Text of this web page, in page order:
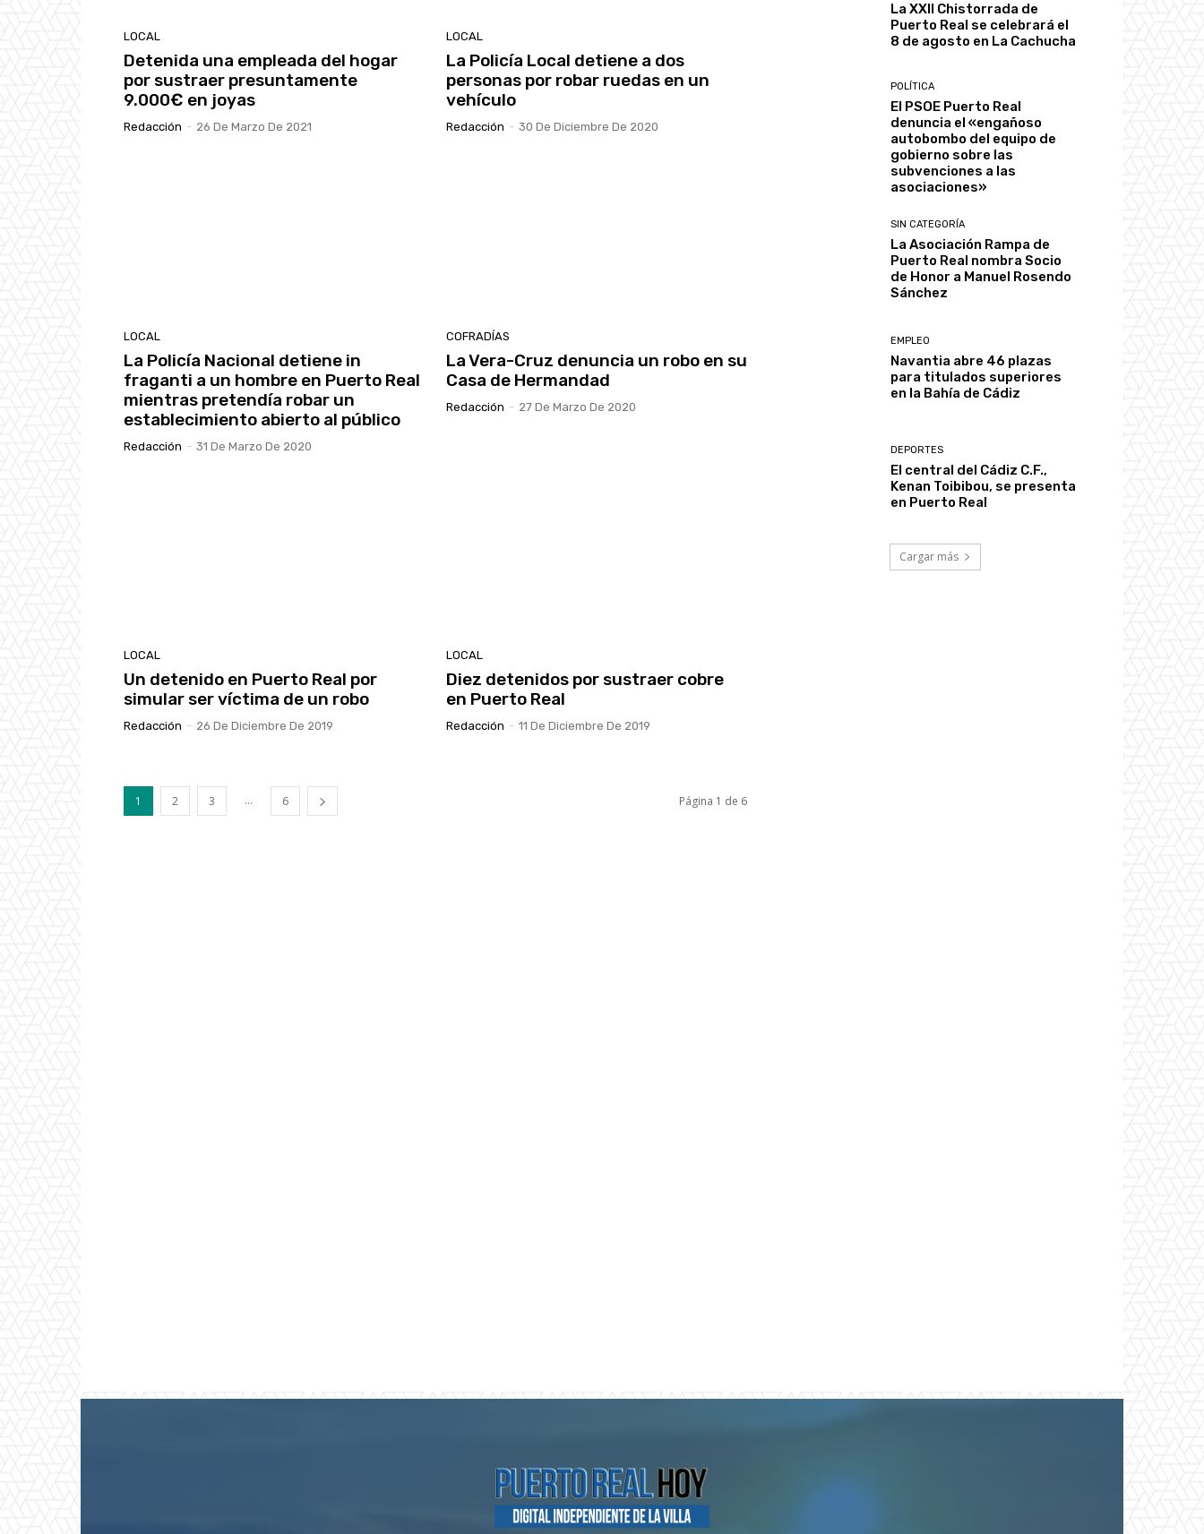
LOCAL
Detenida una empleada del hogar
por sustraer presuntamente
9.000€ en joyas
Redacción - 26 De Marzo De 2021
LOCAL
La Policía Local detiene a dos
personas por robar ruedas en un
vehículo
Redacción - 30 De Diciembre De 2020
LOCAL
La Policía Nacional detiene in
fraganti a un hombre en Puerto Real
mientras pretendía robar un
establecimiento abierto al público
Redacción - 31 De Marzo De 2020
COFRADÍAS
La Vera-Cruz denuncia un robo en su
Casa de Hermandad
Redacción - 27 De Marzo De 2020
LOCAL
Un detenido en Puerto Real por
simular ser víctima de un robo
Redacción - 26 De Diciembre De 2019
LOCAL
Diez detenidos por sustraer cobre
en Puerto Real
Redacción - 11 De Diciembre De 2019
1 2 3 ... 6 Página 1 de 6
La XXII Chistorrada de
Puerto Real se celebrará el
8 de agosto en La Cachucha
POLÍTICA
El PSOE Puerto Real
denuncia el «engañoso
autobombo del equipo de
gobierno sobre las
subvenciones a las
asociaciones»
SIN CATEGORÍA
La Asociación Rampa de
Puerto Real nombra Socio
de Honor a Manuel Rosendo
Sánchez
EMPLEO
Navantia abre 46 plazas
para titulados superiores
en la Bahía de Cádiz
DEPORTES
El central del Cádiz C.F.,
Kenan Toibibou, se presenta
en Puerto Real
Cargar más